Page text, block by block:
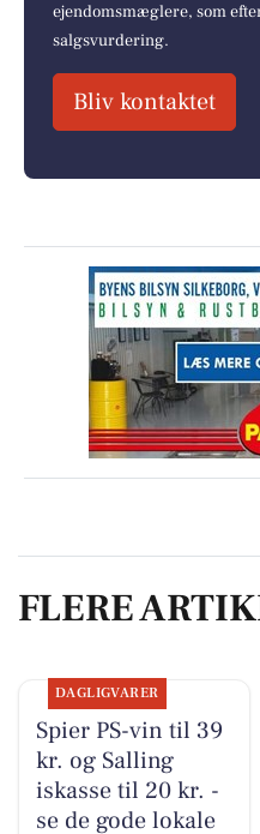
ejendomsmæglere, som
salgsvurdering.
Bliv kontaktet
FLERE
DAGLIGVARER
Spier PS-vin til 39
kr. og Salling
iskasse til 20 kr. -
se de gode lokale